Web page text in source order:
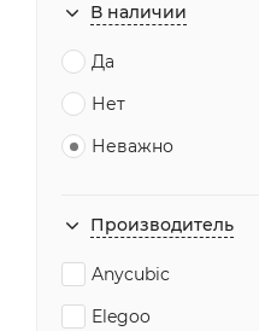
В наличии
Да
Нет
Неважно
Производитель
Anycubic
Elegoo